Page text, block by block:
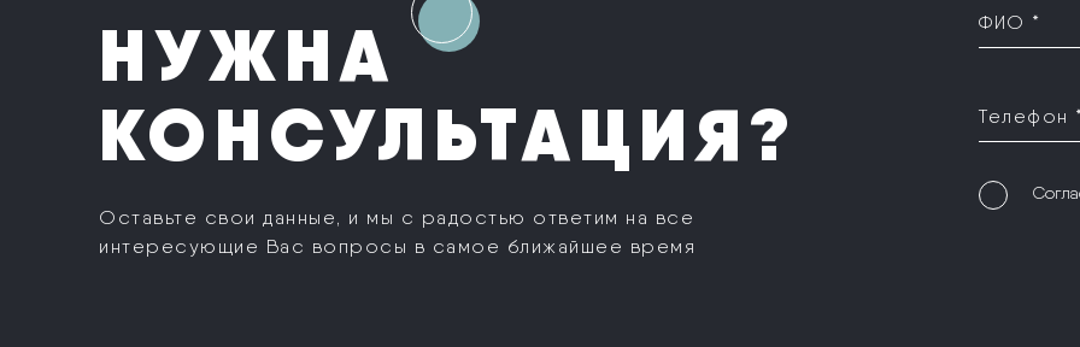
НУЖНА
КОНСУЛЬТАЦИЯ?
Оставьте свои данные, и мы с радостью ответим на все
интересующие Вас вопросы в самое ближайшее время
ФИО *
Телефон